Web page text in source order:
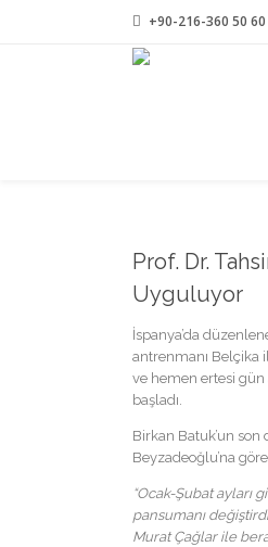
+90-216-360 50 60
Prof. Dr.
Uyguluyor
İspanya’da
antrenmanı Belçika
ve hemen ertesi gün
başladı.
Birkan Batuk’un
Beyzadeoğlu’na
“Ocak-Şubat ayları
pansumanı
Murat Çağlar ile